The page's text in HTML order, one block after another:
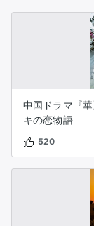
中国ドラマ『
キの恋物語
520